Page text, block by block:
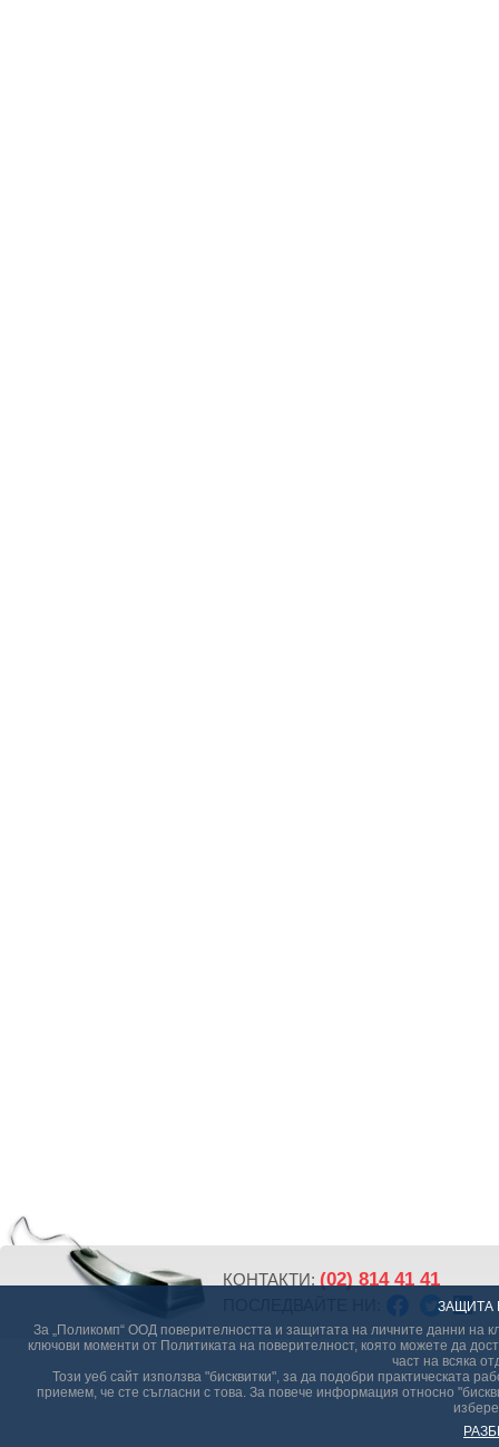
ЗАЩИТА
За „Поликомп“ ООД поверителността и защитата на личните данни на
ключови моменти от Политиката на поверителност, която можете да
част на всяка
Този уеб сайт използва "бисквитки", за да подобри практическата
приемем, че сте съгласни с това. За повече информация относно
КОНТАКТИ: (02) 814 41 41